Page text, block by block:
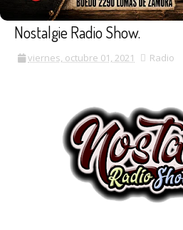
Nostalgie Radio Show.
viernes, octubre 01, 2021 Radio